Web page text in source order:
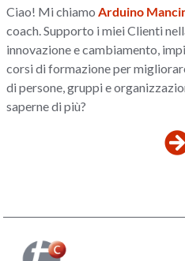
Ciao! Mi chiamo Arduino
coach. Supporto i miei Clienti
innovazione e cambiamento,
corsi di formazione per
di persone, gruppi e
saperne di più?